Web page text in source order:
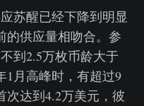
苏醒已经下降到明显
的供应量相吻合。参
到2.5万枚币龄大于
1月高峰时，有超过9
次达到4.2万美元，彼